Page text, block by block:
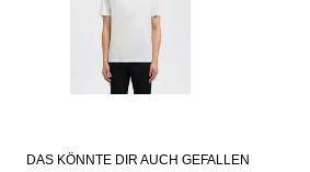
DAS KÖNNTE DIR AUCH GEFALLEN